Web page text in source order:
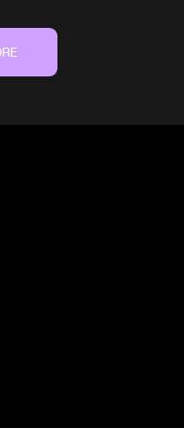
ากหยิบกลับบ้านไป
ริ่มต้นจากความรักที่มีต่อน้อง
ทั้งเรื่องการใช้งานและดีไซน์
บไม่รู้ตัว เพราะมีตั้งแต่เสื้อผ้า
ที่มีเฉพาะ
ล้วตกแต่งด้วย Patch ต่าง ๆ
ชิ้นพิเศษที่มีแบบเดียวสำหรับ
เพราะไม่ได้มีแค่ของจำเป็น
การเลือกของให้น้องสนุกขึ้น
เดินเล่นกันได้พิกัด :
A-Square สุขุมวิท 26เวลา
น.